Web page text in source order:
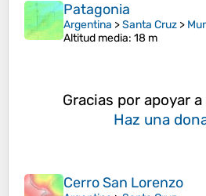
Patagonia
Argentina >Santa Cruz >
Altitud media: 18 m
Gracias por apoyar
Haz una
Cerro San Lorenzo